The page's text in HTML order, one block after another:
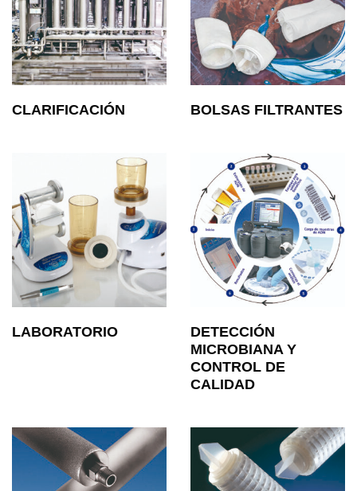
CLARIFICACIÓN BOLSAS FILTRANTES
LABORATORIO
DETECCIÓN
MICROBIANA Y
CONTROL DE
CALIDAD